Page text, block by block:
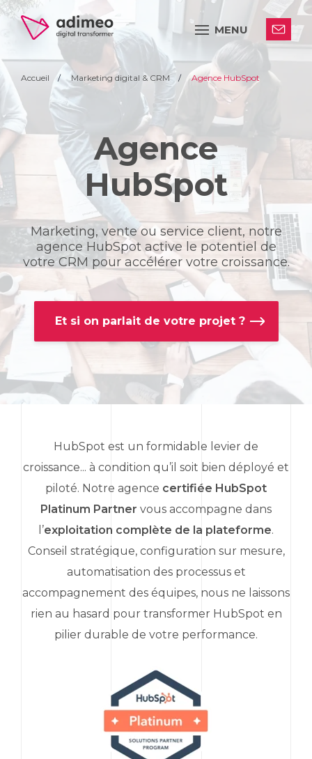
MENU
Accueil Marketing digital & CRM Agence HubSpot
Agence
HubSpot
Marketing, vente ou service client, notre
agence HubSpotactive le potentiel de
votre CRM pour accélérer votre croissance.
Et si on parlait de votre projet ?
HubSpot est un formidable levier de
croissance... à condition qu’il soit bien déployé et
piloté. Notre agence certifiée HubSpot
Platinum Partner vous accompagne dans
l’exploitation complète de la plateforme.
Conseil stratégique, configuration sur mesure,
automatisation des processus et
accompagnement des équipes, nous ne laissons
rien au hasard pour transformer HubSpot en
pilier durable de votre performance.